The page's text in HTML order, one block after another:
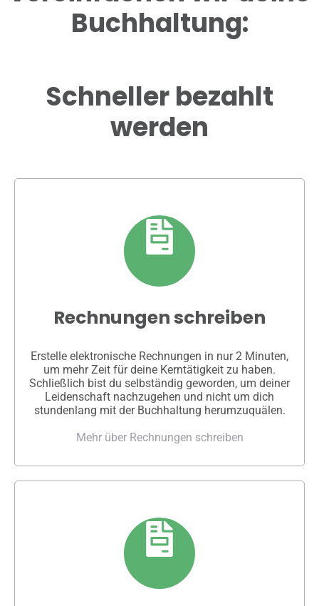
Buchhaltung:
Schneller bezahlt
werden
Rechnungen schreiben
Erstelle elektronische Rechnungen in nur 2 Minuten,
um mehr Zeit für deine Kerntätigkeit zu haben.
Schließlich bist du selbständig geworden, um deiner
Leidenschaft nachzugehen und nicht um dich
stundenlang mit der Buchhaltung herumzuquälen.
Mehr über Rechnungen schreiben